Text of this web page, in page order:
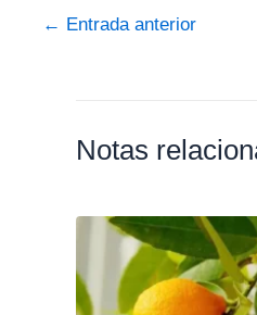
← Entrada anterior
Notas